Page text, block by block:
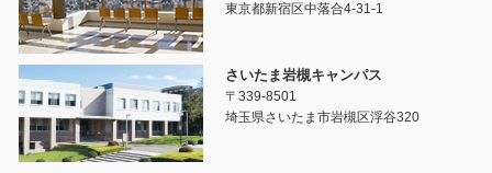
東京都新宿区中落合4-31-1
さいたま岩槻キャンパス
〒339-8501
埼玉県さいたま市岩槻区浮谷320